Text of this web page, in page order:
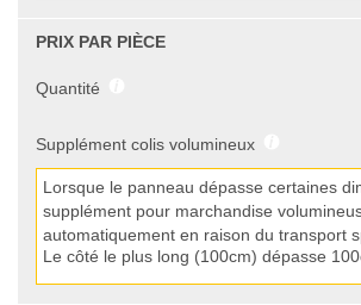
PRIX PAR PIÈCE
Quantité
Supplément colis volumineux
Lorsque le panneau dépasse certaines
supplément pour marchandise
automatiquement en raison du transport
Le côté le plus long (100cm) dépasse 100